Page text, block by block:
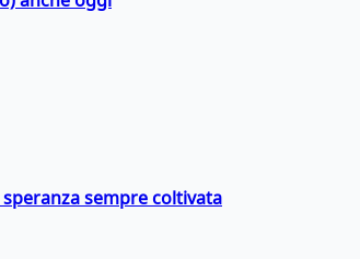
sempre coltivata